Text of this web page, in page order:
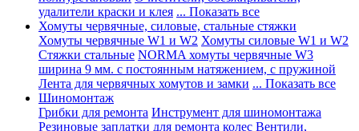
удалители краски и клея ... Показать все
Хомуты червячные, силовые, стальные стяжки
Хомуты червячные W1 и W2 Хомуты силовые W1 и W2
Стяжки стальные NORMA хомуты червячные W3
ширина 9 мм. с постоянным натяжением, с пружиной
Лента для червячных хомутов и замки ... Показать все
Шиномонтаж
Грибки для ремонта Инструмент для шиномонтажа
Резиновые заплатки для ремонта колес Вентили,